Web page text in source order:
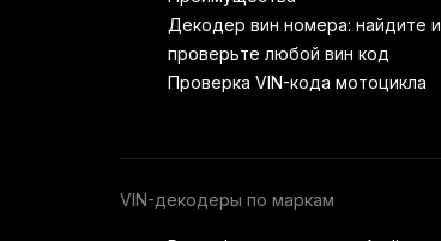
Декодер вин номера: найдите и
проверьте любой вин код
Проверка VIN-кода мотоцикла
VIN-декодеры по маркам